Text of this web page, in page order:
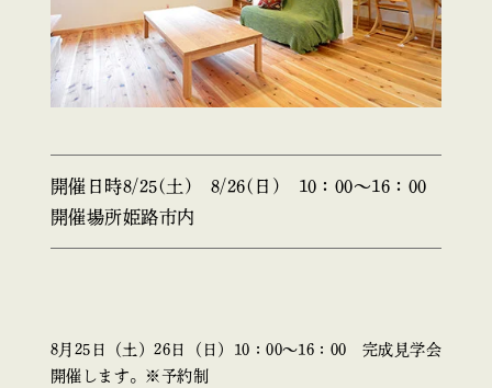
開催日時8/25(土) 8/26(日) 10：00～16：00
開催場所姫路市内
8月25日（土）26日（日）10：00～16：00 完成見学会
開催します。※予約制